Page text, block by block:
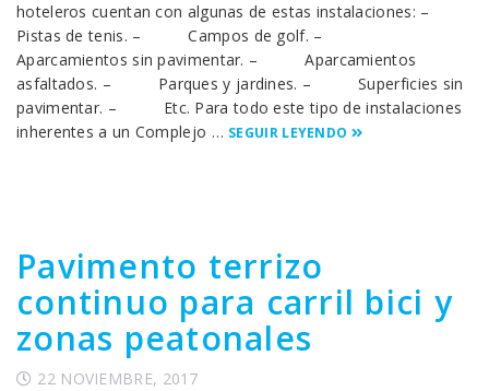
hoteleros cuentan con algunas de estas instalaciones: –
Pistas de tenis. – Campos de golf. –
Aparcamientos sin pavimentar. – Aparcamientos
asfaltados. – Parques y jardines. – Superficies sin
pavimentar. – Etc. Para todo este tipo de instalaciones
inherentes a un Complejo … SEGUIR LEYENDO
Pavimento terrizo
continuo para carril bici y
zonas peatonales
22 NOVIEMBRE, 2017